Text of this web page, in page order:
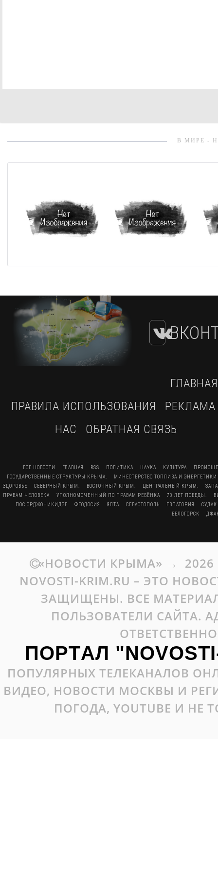
В МИРЕ -
ГЛАВНАЯ
ПРАВИЛА ИСПОЛЬЗОВАНИЯ
РЕКЛАМА
НАС
ОБРАТНАЯ СВЯЗЬ
ВСЕ НОВОСТИ ГЛАВНАЯ RSS ПОЛИТИКА НАУКА КУЛЬТУРА
ГОСУДАРСТВЕННЫЕ СТРУКТУРЫ КРЫМА.
МИНЕСТЕРСТВО ТОПЛИВА И
ЗДОРОВЬЕ
СЕВЕРНЫЙ КРЫМ. ВОСТОЧНЫЙ КРЫМ. ЦЕНТРАЛЬНЫЙ КРЫМ.
ПРАВАМ ЧЕЛОВЕКА
УПОЛНОМОЧЕННЫЙ ПО ПРАВАМ РЕБЁНКА 70 ЛЕТ ПОБЕДЫ.
ПОС.ОРДЖОНИКИДЗЕ
ФЕОДОСИЯ ЯЛТА СЕВАСТОПОЛЬ ЕВПАТОРИЯ
СУДАК
БЕЛОГОРСК
«НОВОСТИ КРЫМА» → 2026
NOVOSTI-KRIM.RU – ЭТО
ЗАЩИЩЕНЫ. ВСЕ
ПОЛЬЗОВАТЕЛИ САЙТА.
ПОРТАЛ
ПОПУЛЯРНЫХ ТЕЛЕКАНАЛОВ
ВИДЕО, НОВОСТИ МОСКВЫ И
ПОГОДА, YOUTUBE И